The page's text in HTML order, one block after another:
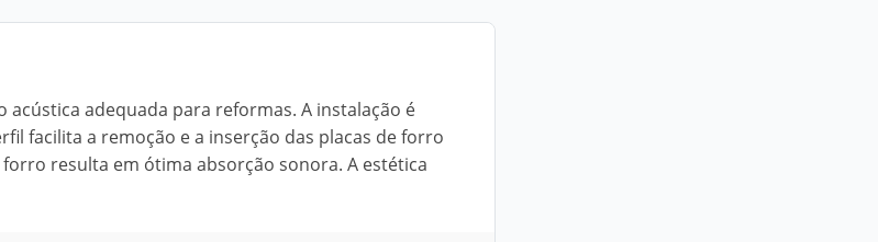
acústica adequada para reformas. A instalação é
facilita a remoção e a inserção das placas de forro
resulta em ótima absorção sonora. A estética